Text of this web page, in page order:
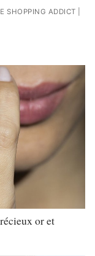
SHOPPING ADDICT
or et